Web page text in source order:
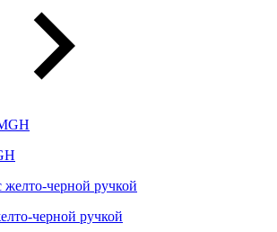
черной ручкой